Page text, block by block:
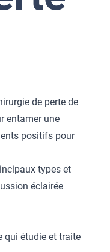
de perte de
entamer une
positifs pour
types et
éclairée
qui étudie et traite